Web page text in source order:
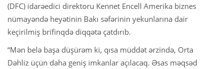
(DFC) idarəedici direktoru Kennet Encell Amerika biznes
nümayəndə heyətinin Bakı səfərinin yekunlarına dair
keçirilmiş brifinqdə diqqətə çatdırıb.
“Mən belə başa düşürəm ki, qısa müddət ərzində, Orta
Dəhliz üçün daha geniş imkanlar açılacaq. Əsas məqsəd